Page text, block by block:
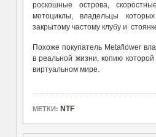
роскошные острова,
мотоциклы, владельцы
закрытому частому клубу и
Похоже покупатель Metaflower
в реальной жизни, копию
виртуальном мире.
МЕТКИ: NTF